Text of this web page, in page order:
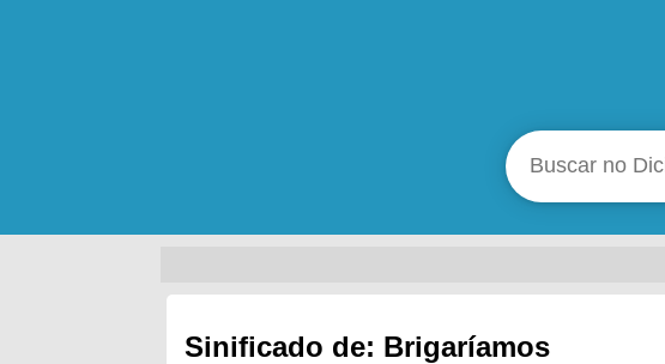
Sinificado de: Brigaríamos